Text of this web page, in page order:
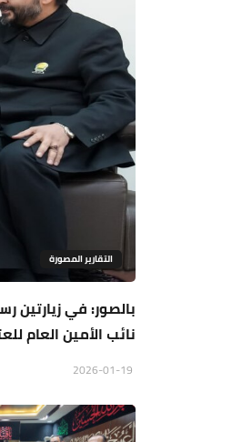
التقارير المصورة
بالصور: في زيارتين
نائب الأمين العام